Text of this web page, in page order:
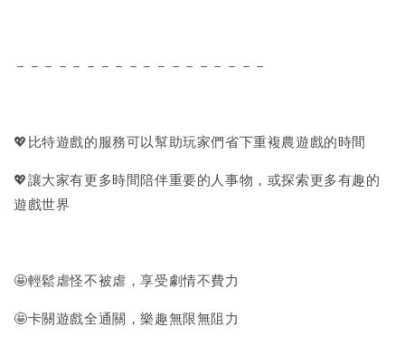
－－－－－－－－－－－－－－－－－－
💖比特遊戲的服務可以幫助玩家們省下重複農遊戲的時間
💖讓大家有更多時間陪伴重要的人事物，或探索更多有趣的
遊戲世界
🤩輕鬆虐怪不被虐，享受劇情不費力
🤩卡關遊戲全通關，樂趣無限無阻力